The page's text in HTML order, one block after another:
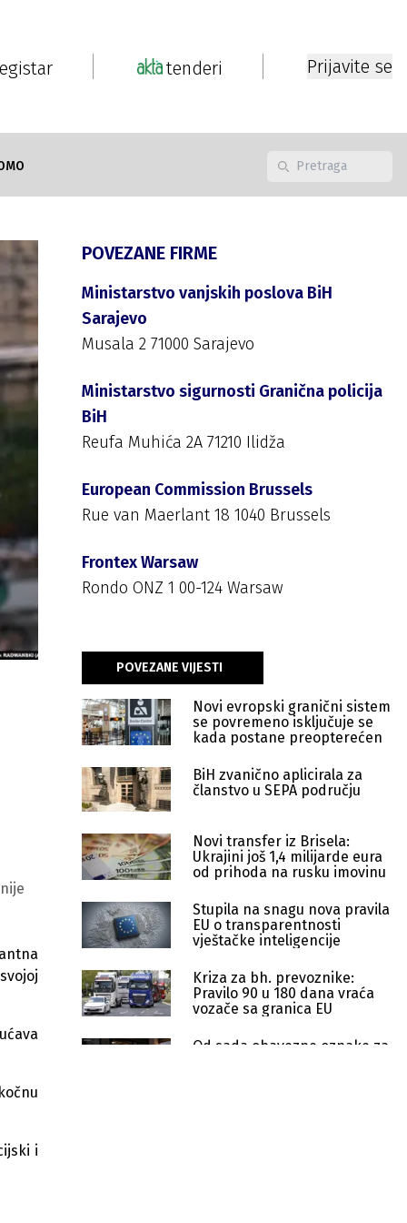
tenderi Prijavite se
i
POVEZANE FIRME
Ministarstvo vanjskih poslova BiH
Sarajevo
Musala 2 71000 Sarajevo
Ministarstvo sigurnosti Granična policija
BiH
Reufa Muhića 2A 71210 Ilidža
European Commission Brussels
Rue van Maerlant 18 1040 Brussels
Frontex Warsaw
Rondo ONZ 1 00-124 Warsaw
POVEZANE VIJESTI
Novi evropski granični sistem
se povremeno isključuje se
kada postane preopterećen
BiH zvanično aplicirala za
članstvo u SEPA području
Novi transfer iz Brisela:
Ukrajini još 1,4 milijarde eura
od prihoda na rusku imovinu
Stupila na snagu nova pravila
EU o transparentnosti
vještačke inteligencije
Kriza za bh. prevoznike:
Pravilo 90 u 180 dana vraća
vozače sa granica EU
Od sada obavezne oznake za